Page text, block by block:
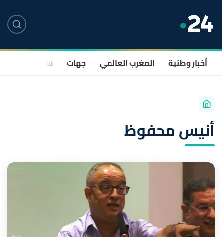
أخبار وطنية المغرب العالمي جهات سياسة
أنيس محفوظ